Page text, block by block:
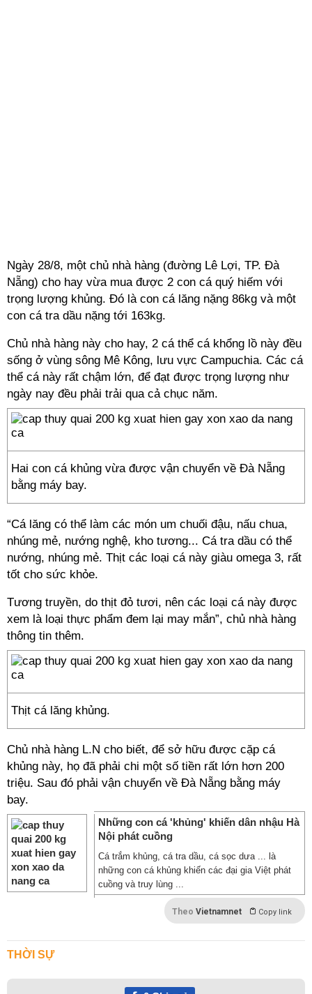
Ngày 28/8, một chủ nhà hàng (đường Lê Lợi, TP. Đà
Nẵng) cho hay vừa mua được 2 con cá quý hiếm với
trọng lượng khủng. Đó là con cá lăng nặng 86kg và một
con cá tra dầu nặng tới 163kg.
Chủ nhà hàng này cho hay, 2 cá thể cá khổng lồ này đều
sống ở vùng sông Mê Kông, lưu vực Campuchia. Các cá
thể cá này rất chậm lớn, để đạt được trọng lượng như
ngày nay đều phải trải qua cả chục năm.
Hai con cá khủng vừa được vận chuyển về Đà Nẵng
bằng máy bay.
“Cá lăng có thể làm các món um chuối đậu, nấu chua,
nhúng mẻ, nướng nghệ, kho tương... Cá tra dầu có thể
nướng, nhúng mẻ. Thịt các loại cá này giàu omega 3, rất
tốt cho sức khỏe.
Tương truyền, do thịt đỏ tươi, nên các loại cá này được
xem là loại thực phẩm đem lại may mắn”, chủ nhà hàng
thông tin thêm.
Thịt cá lăng khủng.
Chủ nhà hàng L.N cho biết, để sở hữu được cặp cá
khủng này, họ đã phải chi một số tiền rất lớn hơn 200
triệu. Sau đó phải vận chuyển về Đà Nẵng bằng máy
bay.
Những con cá 'khủng' khiến dân nhậu Hà
Nội phát cuồng
Cá trắm khủng, cá tra dầu, cá sọc dưa ... là
những con cá khủng khiến các đại gia Việt phát
cuồng và truy lùng ...
Theo Vietnamnet Copy link
THỜI SỰ